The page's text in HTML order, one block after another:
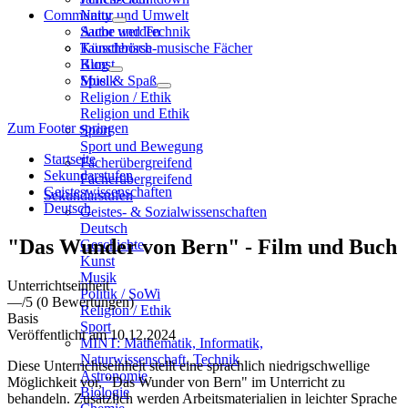
Natur und Umwelt
Sache und Technik
Künstlerisch-musische Fächer
Kunst
Musik
Religion / Ethik
Religion und Ethik
Sport
Sport und Bewegung
Fächerübergreifend
Fächerübergreifend
Sekundarstufen
Geistes- & Sozialwissenschaften
Deutsch
Geschichte
Kunst
Musik
Politik / SoWi
Religion / Ethik
Sport
MINT: Mathematik, Informatik,
Naturwissenschaft, Technik
Astronomie
Biologie
Community
Autor werden
Tauschbörse
Blog
Spiel & Spaß
Zum Footer springen
Startseite
Sekundarstufen
Geisteswissenschaften
Deutsch
"Das Wunder von Bern" - Film und Buch
Unterrichtseinheit
—/5 (0 Bewertungen)
Basis
Veröffentlicht am 10.12.2024
Diese Unterrichtseinheit stellt eine sprachlich niedrigschwellige
Möglichkeit vor, "Das Wunder von Bern" im Unterricht zu
behandeln. Zusätzlich werden Arbeitsmaterialien in leichter Sprache